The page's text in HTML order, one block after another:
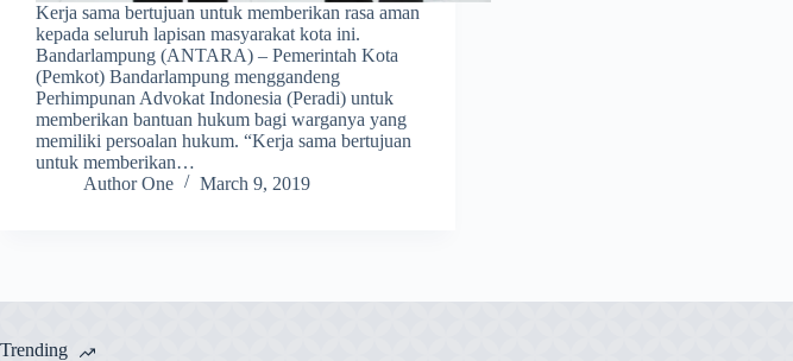
Kerja sama bertujuan untuk memberikan rasa aman
kepada seluruh lapisan masyarakat kota ini.
Bandarlampung (ANTARA) – Pemerintah Kota
(Pemkot) Bandarlampung menggandeng
Perhimpunan Advokat Indonesia (Peradi) untuk
memberikan bantuan hukum bagi warganya yang
memiliki persoalan hukum. “Kerja sama bertujuan
untuk memberikan…
Author One
March 9, 2019
Trending